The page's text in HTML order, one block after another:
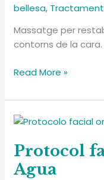
bellesa,
Massatge per
contorns de la cara.
Kinesiolifting
Read More »
Protocol
Agua